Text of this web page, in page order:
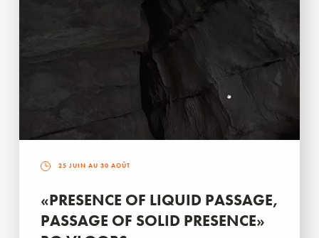
25 JUIN AU 30 AOÛT
«PRESENCE OF LIQUID PASSAGE,
PASSAGE OF SOLID PRESENCE»